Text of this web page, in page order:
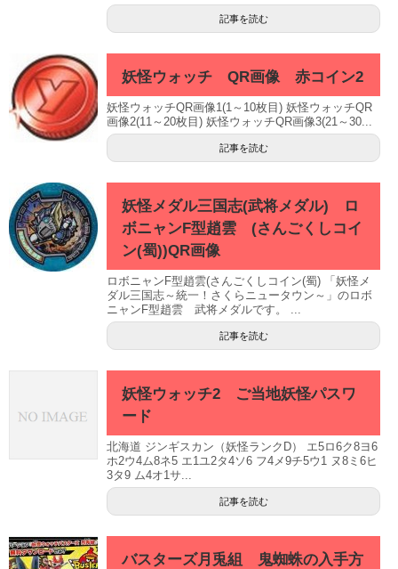
記事を読む
妖怪ウォッチ QR画像 赤コイン2
妖怪ウォッチQR画像1(1～10枚目) 妖怪ウォッチQR
画像2(11～20枚目) 妖怪ウォッチQR画像3(21～30...
記事を読む
妖怪メダル三国志(武将メダル) ロ
ボニャンF型趙雲 (さんごくしコイ
ン(蜀))QR画像
ロボニャンF型趙雲(さんごくしコイン(蜀) 「妖怪メ
ダル三国志～統一！さくらニュータウン～」のロボ
ニャンF型趙雲 武将メダルです。 ...
記事を読む
妖怪ウォッチ2 ご当地妖怪パスワ
ード
北海道 ジンギスカン（妖怪ランクD） エ5ロ6ク8ヨ6
ホ2ウ4ム8ネ5 エ1ユ2タ4ソ6 フ4メ9チ5ウ1 ヌ8ミ6ヒ
3タ9 ム4オ1サ...
記事を読む
バスターズ月兎組 鬼蜘蛛の入手方